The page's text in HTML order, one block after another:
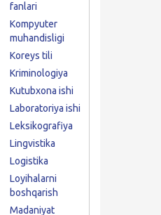
fanlari
Kompyuter
muhandisligi
Koreys tili
Kriminologiya
Kutubxona ishi
Laboratoriya ishi
Leksikografiya
Lingvistika
Logistika
Loyihalarni
boshqarish
Madaniyat